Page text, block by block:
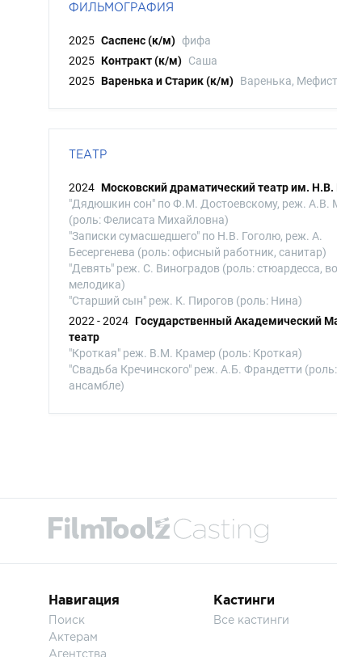
ФИЛЬМОГРАФИЯ
2025 Саспенс (к/м) фифа
2025 Контракт (к/м) Саша
2025 Варенька и Старик (к/м) Варенька,
ТЕАТР
2024 Московский драматический театр им. Н.В.
"Дядюшкин сон" по Ф.М. Достоевскому, реж. А.В.
(роль: Фелисата Михайловна)
"Записки сумасшедшего" по Н.В. Гоголю, реж. А.
Бесергенева (роль: офисный работник, санитар)
"Девять" реж. С. Виноградов (роль: стюардесса,
мелодика)
"Старший сын" реж. К. Пирогов (роль: Нина)
2022 - 2024 Государственный Академический
театр
"Кроткая" реж. В.М. Крамер (роль: Кроткая)
"Свадьба Кречинского" реж. А.Б. Франдетти
ансамбле)
Навигация
Поиск
Актерам
Агентства
Кастинги
Все кастинги